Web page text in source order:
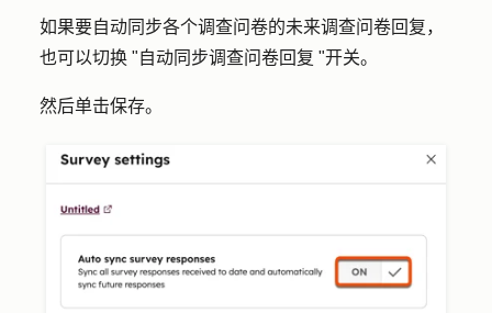
如果要自动同步各个调查问卷的未来调查问卷回复，
也可以切换 "自动同步调查问卷回复 "开关。
然后单击保存。